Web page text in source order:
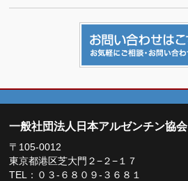
一般社団法人日本アルゼンチン協会
〒105-0012
東京都港区芝大門２−２−１７
TEL：０３-６８０９-３６８１